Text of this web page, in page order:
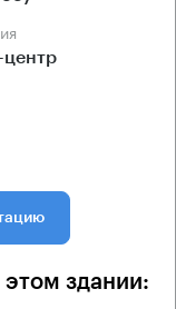
центр
здании: